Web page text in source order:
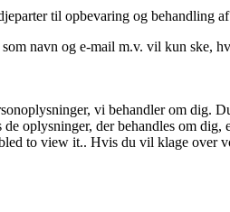
til opbevaring og behandling
navn og e-mail m.v. vil kun ske,
vi behandler om dig.
oplysninger, der behandles om
to view it.. Hvis du vil klage over